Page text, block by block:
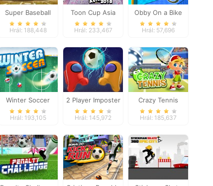
Super Baseball
Hrál: 188,448
Toon Cup Asia
Pacific 2018
Hrál: 233,467
Obby On a Bike
Hrál: 57,696
Winter Soccer
Hrál: 193,105
2 Player Imposter
Soccer
Hrál: 145,972
Crazy Tennis
Hrál: 185,637